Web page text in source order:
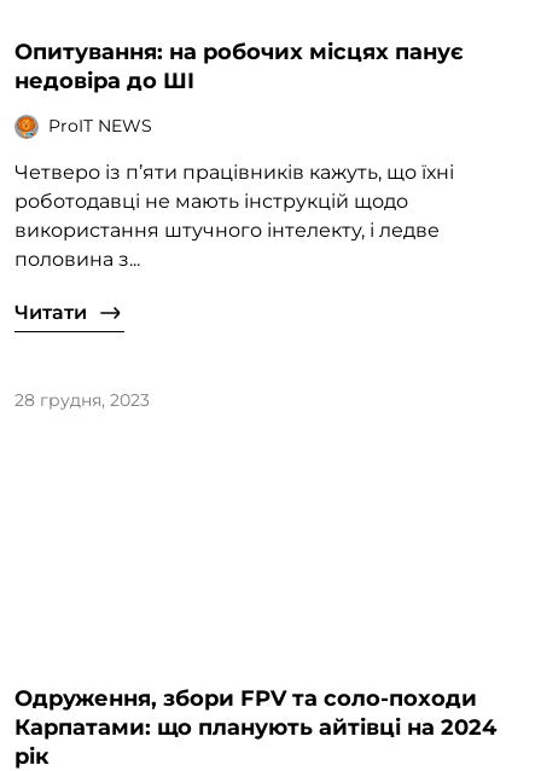
Опитування: на робочих місцях панує
недовіра до ШІ
ProIT NEWS
Четверо із п’яти працівників кажуть, що їхні
роботодавці не мають інструкцій щодо
використання штучного інтелекту, і ледве
половина з...
Читати
28 грудня, 2023
Одруження, збори FPV та соло-походи
Карпатами: що планують айтівці на 2024
рік